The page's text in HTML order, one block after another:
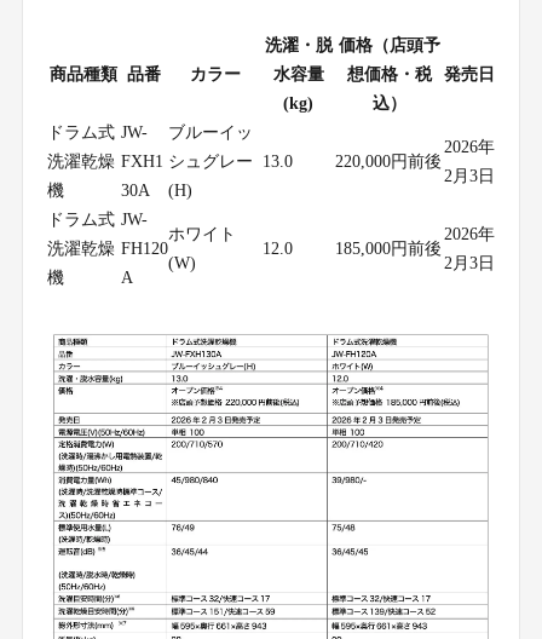
商品種類 品番 カラー
洗濯・脱
水容量
(kg)
価格（店頭予
想価格・税
込）
発売日
ドラム式
洗濯乾燥
機
JW-
FXH1
30A
ブルーイッ
シュグレー
(H)
13.0 220,000円前後
2026年
2月3日
ドラム式
洗濯乾燥
機
JW-
FH120
A
ホワイト
(W)
12.0 185,000円前後
2026年
2月3日